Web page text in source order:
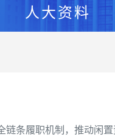
人大资料
条履职机制，推动闲置